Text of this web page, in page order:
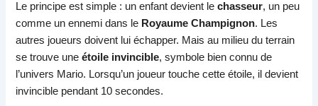
Le principe est simple : un enfant devient lechasseur, un peu
comme un ennemi dans le Royaume Champignon. Les
autres joueurs doivent lui échapper. Mais au milieu du terrain
se trouve uneétoile invincible, symbole bien connu de
l’univers Mario. Lorsqu’un joueur touche cette étoile, il devient
invincible pendant 10 secondes.